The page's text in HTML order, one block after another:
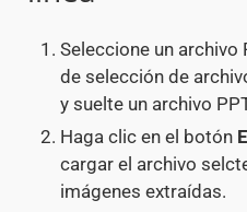
Seleccione un
de selección de
y suelte un archivo
Haga clic en el botón
cargar el archivo
imágenes extraídas.